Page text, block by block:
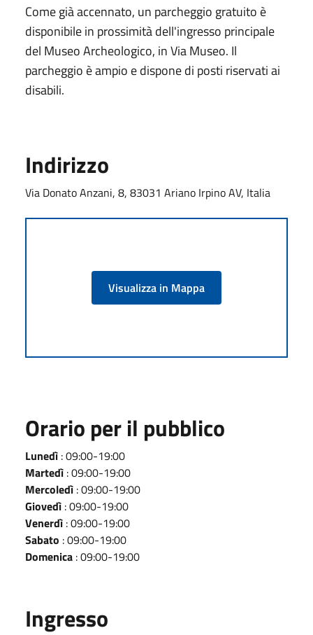
Come già accennato, un parcheggio gratuito è
disponibile in prossimità dell'ingresso principale
del Museo Archeologico, in Via Museo. Il
parcheggio è ampio e dispone di posti riservati ai
disabili.
Indirizzo
Via Donato Anzani, 8, 83031 Ariano Irpino AV, Italia
Visualizza in Mappa
Orario per il pubblico
Lunedì : 09:00-19:00
Martedì : 09:00-19:00
Mercoledì : 09:00-19:00
Giovedì : 09:00-19:00
Venerdì : 09:00-19:00
Sabato : 09:00-19:00
Domenica : 09:00-19:00
Ingresso